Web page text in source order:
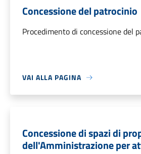
Concessione del patrocinio
Procedimento di concessione del
VAI ALLA PAGINA
Concessione di spazi di
dell'Amministrazione per